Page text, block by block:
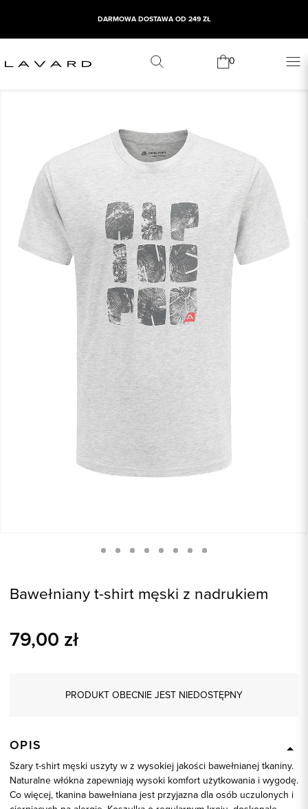
DARMOWA DOSTAWA OD 249 ZŁ
0
Bawełniany t-shirt męski z nadrukiem
79,00 zł
PRODUKT OBECNIE JEST NIEDOSTĘPNY
OPIS
Szary t-shirt męski uszyty w z wysokiej jakości bawełnianej tkaniny.
Naturalne włókna zapewniają wysoki komfort użytkowania i wygodę.
Co więcej, tkanina bawełniana jest przyjazna dla osób uczulonych i